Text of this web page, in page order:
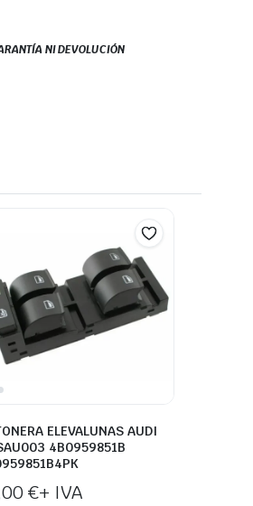
NI DEVOLUCIÓN
ELEVALUNAS AUDI
4B0959851B
€+ IVA